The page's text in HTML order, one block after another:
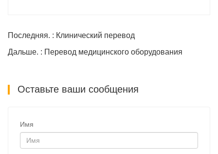
Последняя. : Клинический перевод
Дальше. : Перевод медицинского оборудования
Оставьте ваши сообщения
Имя